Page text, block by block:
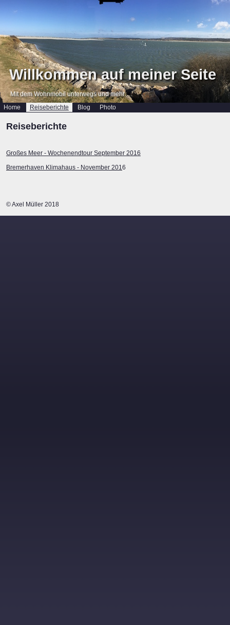
Willkommen auf meiner Seite
Mit dem Wohnmobil unterwegs und mehr….
Home
Reiseberichte Blog Photo
Reiseberichte
Großes Meer - Wochenendtour September 2016
Bremerhaven Klimahaus - November 2016
© Axel Müller 2018